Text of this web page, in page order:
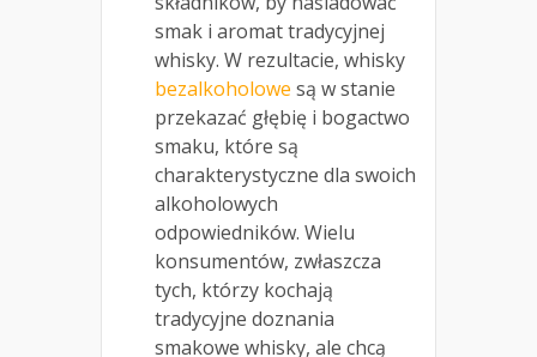
smak i aromat tradycyjnej
whisky. W rezultacie, whisky
bezalkoholowe są w stanie
przekazać głębię i bogactwo
smaku, które są
charakterystyczne dla swoich
alkoholowych
odpowiedników. Wielu
konsumentów, zwłaszcza
tych, którzy kochają
tradycyjne doznania
smakowe whisky, ale chcą